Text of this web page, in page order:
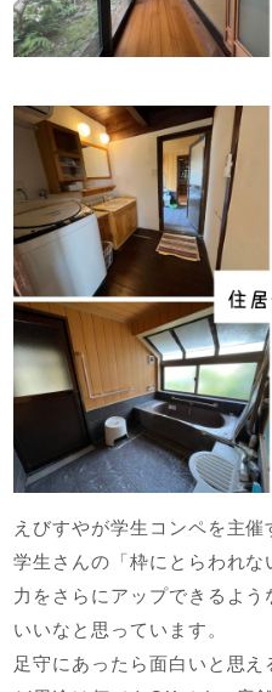
えびすやが学生コンペを主催
学生さんの「枠にとらわれ
力をさらにアップできるよ
いいなと思っています。
足守にあったら面白いと思